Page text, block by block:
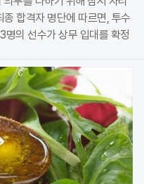
합격자 명단에 따르면, 투수
명의 선수가 상무 입대를 확정